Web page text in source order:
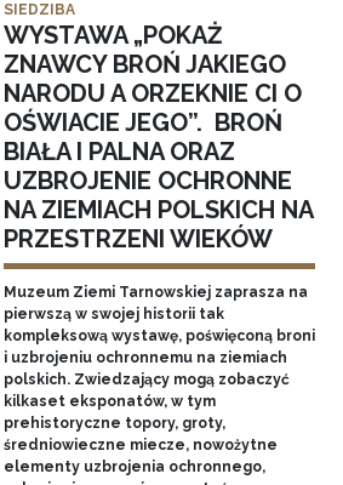
SIEDZIBA
WYSTAWA „POKAŻ
ZNAWCY BROŃ JAKIEGO
NARODU A ORZEKNIE CI O
OŚWIACIE JEGO”. BROŃ
BIAŁA I PALNA ORAZ
UZBROJENIE OCHRONNE
NA ZIEMIACH POLSKICH NA
PRZESTRZENI WIEKÓW
Muzeum Ziemi Tarnowskiej zaprasza na
pierwszą w swojej historii tak
kompleksową wystawę, poświęconą broni
i uzbrojeniu ochronnemu na ziemiach
polskich. Zwiedzający mogą zobaczyć
kilkaset eksponatów, w tym
prehistoryczne topory, groty,
średniowieczne miecze, nowożytne
elementy uzbrojenia ochronnego,